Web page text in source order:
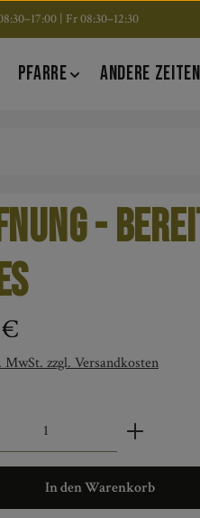
| Fr 08:30–12:30
PFARRE ANDERE ZEITEN
-
MwSt. zzgl. Versandkosten
Anzahl: Gib den
In den Warenkorb